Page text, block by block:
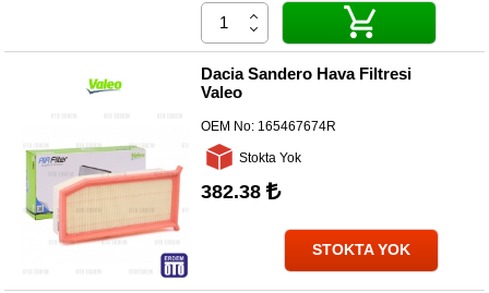
Dacia Sandero Hava Filtresi
Valeo
OEM No: 165467674R
Stokta Yok
382.38
STOKTA YOK